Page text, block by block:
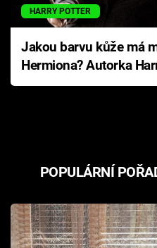
HARRY POTTER
Jakou barvu kůže má
Hermiona? Autorka
Pottera přišla s ráznou
POPULÁRNÍ